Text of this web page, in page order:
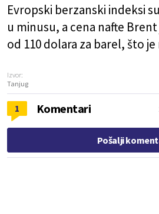
Evropski berzanski indeksi
u minusu, a cena nafte
od 110 dolara za barel, što
Izvor:
Tanjug
1 Komentari
Pošalji